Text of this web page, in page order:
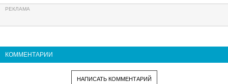
КОММЕНТАРИИ
НАПИСАТЬ КОММЕНТАРИЙ